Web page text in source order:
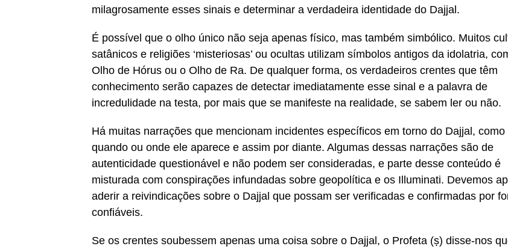
milagrosamente esses sinais e determinar a verdadeira identidade do Dajjal.
É possível que o olho único não seja apenas físico, mas também simbólico. Muitos
satânicos e religiões ‘misteriosas’ ou ocultas utilizam símbolos antigos da idolatria,
Olho de Hórus ou o Olho de Ra. De qualquer forma, os verdadeiros crentes que têm
conhecimento serão capazes de detectar imediatamente esse sinal e a palavra de
incredulidade na testa, por mais que se manifeste na realidade, se sabem ler ou não.
Há muitas narrações que mencionam incidentes específicos em torno do Dajjal, como
quando ou onde ele aparece e assim por diante. Algumas dessas narrações são de
autenticidade questionável e não podem ser consideradas, e parte desse conteúdo é
misturada com conspirações infundadas sobre geopolítica e os Illuminati. Devemos
aderir a reivindicações sobre o Dajjal que possam ser verificadas e confirmadas por
confiáveis.
Se os crentes soubessem apenas uma coisa sobre o Dajjal, o Profeta (ṣ) disse-nos